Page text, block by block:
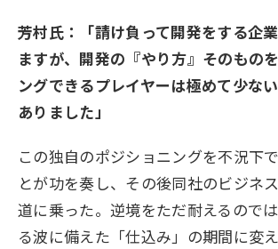
芳村氏：「請け負って開発をする企
ますが、開発の『やり方』そのもの
ングできるプレイヤーは極めて少な
ありました」
この独自のポジショニングを不況下
とが功を奏し、その後同社のビジネ
道に乗った。逆境をただ耐えるので
る波に備えた「仕込み」の期間に変